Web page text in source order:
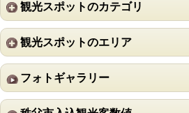
観光スポットのカテゴリ
観光スポットのエリア
フォトギャラリー